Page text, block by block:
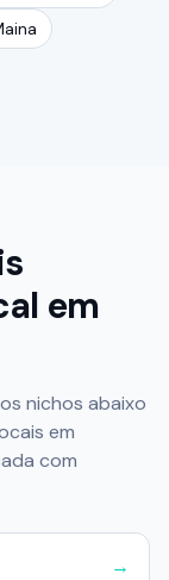
em
nichos abaixo
em
com
→